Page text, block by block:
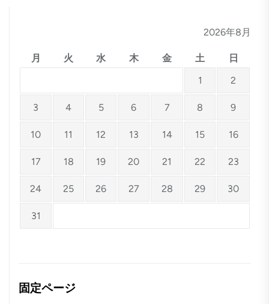
2026年8月
月 火 水 木 金 土
日
1
2
3 4 5 6 7 8 9
10 11 12 13 14 15 16
17 18 19 20 21 22 23
24 25 26 27 28 29 30
31
固定ページ